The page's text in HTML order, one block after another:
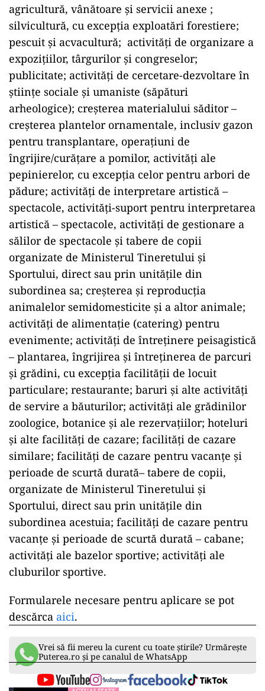
agricultură, vânătoare şi servicii anexe ;
silvicultură, cu excepţia exploatări forestiere;
pescuit şi acvacultură; activităţi de organizare a
expoziţiilor, târgurilor şi congreselor;
publicitate; activităţi de cercetare-dezvoltare în
ştiinţe sociale şi umaniste (săpături
arheologice); creşterea materialului săditor –
creşterea plantelor ornamentale, inclusiv gazon
pentru transplantare, operaţiuni de
îngrijire/curăţare a pomilor, activităţi ale
pepinierelor, cu excepţia celor pentru arbori de
pădure; activităţi de interpretare artistică –
spectacole, activităţi-suport pentru interpretarea
artistică – spectacole, activităţi de gestionare a
sălilor de spectacole şi tabere de copii
organizate de Ministerul Tineretului şi
Sportului, direct sau prin unităţile din
subordinea sa; creşterea şi reproducţia
animalelor semidomesticite şi a altor animale;
activităţi de alimentaţie (catering) pentru
evenimente; activităţi de întreţinere peisagistică
– plantarea, îngrijirea şi întreţinerea de parcuri
şi grădini, cu excepţia facilităţii de locuit
particulare; restaurante; baruri şi alte activităţi
de servire a băuturilor; activităţi ale grădinilor
zoologice, botanice şi ale rezervaţiilor; hoteluri
şi alte facilităţi de cazare; facilităţi de cazare
similare; facilităţi de cazare pentru vacanţe şi
perioade de scurtă durată– tabere de copii,
organizate de Ministerul Tineretului şi
Sportului, direct sau prin unităţile din
subordinea acestuia; facilităţi de cazare pentru
vacanţe şi perioade de scurtă durată – cabane;
activităţi ale bazelor sportive; activităţi ale
cluburilor sportive.
Formularele necesare pentru aplicare se pot
descărca aici.
Vrei să fii mereu la curent cu toate știrile? Urmărește
Puterea.ro și pe canalul de WhatsApp